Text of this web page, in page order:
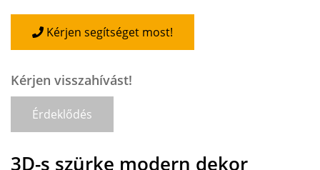
Kérjen segítséget most!
Kérjen visszahívást!
Érdeklődés
3D-s szürke modern dekor